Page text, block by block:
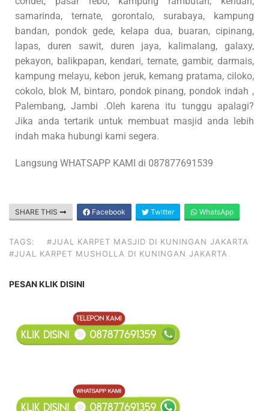
samarinda, ternate, gorontalo, surabaya, kampung
bandan, pondok gede, kelapa dua, buaran, cipinang,
lapas, duren sawit, duren jaya, kalimalang, galaxy,
pekayon, balikpapan, kendari, ternate, gambir, darmais,
kampung melayu, kebon jeruk, kemang pratama, ciloko,
cokolo, blok M, bintaro, pondok pinang, pondok indah ,
Palembang, Jambi .Oleh karena itu tunggu apalagi?
Jika anda tertarik untuk membuat masjid anda lebih
indah maka hubungi kami segera.
Langsung WHATSAPP KAMI di 087877691539
SHARE THIS Facebook Twitter WhatsApp
TAGS:
#JUAL KARPET MASJID DI KUNINGAN JAKARTA
#JUAL KARPET MUSHOLLA DI KUNINGAN JAKARTA
PESAN KLIK DISINI